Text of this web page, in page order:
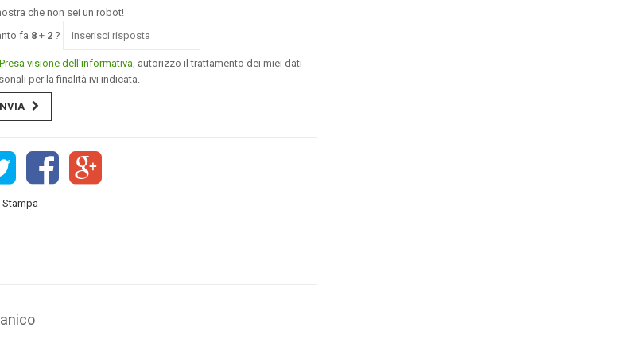
che non sei un robot!
fa 8 + 2 ?
Presa visione dell'informativa , autorizzo il trattamento dei miei dati
per la finalità ivi indicata.
Stampa